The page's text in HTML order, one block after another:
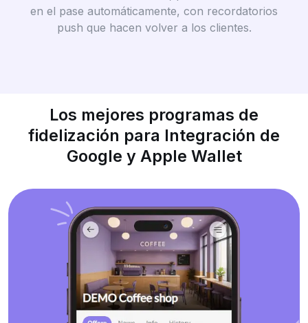
en el pase automáticamente, con recordatorios
push que hacen volver a los clientes.
Los mejores programas de
fidelización para Integración de
Google y Apple Wallet